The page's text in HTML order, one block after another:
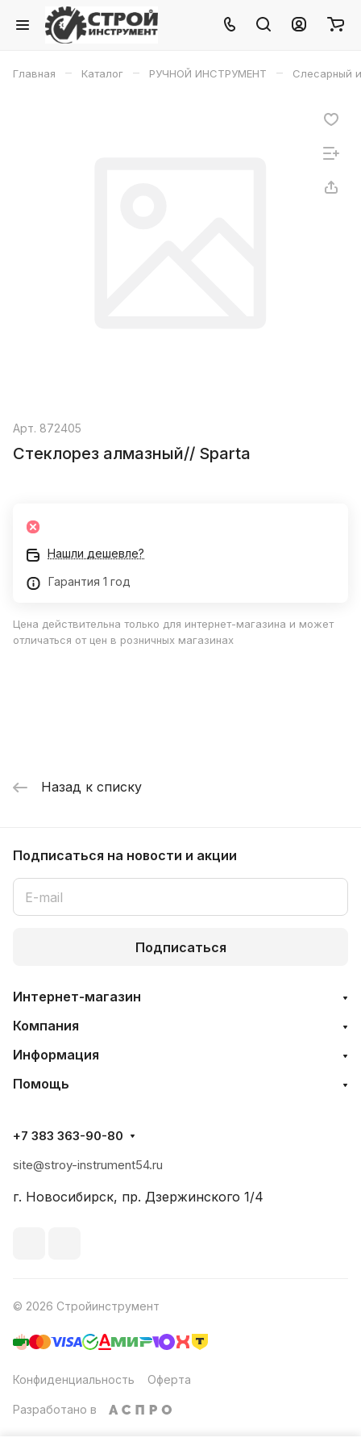
Главная – Каталог – РУЧНОЙ ИНСТРУМЕНТ – Слесарный
Арт. 872405
Стеклорез алмазный// Sparta
Нашли дешевле?
Гарантия 1 год
Цена действительна только для интернет-магазина и может
отличаться от цен в розничных магазинах
Назад к списку
Подписаться на новости и акции
Подписаться
Интернет-магазин
Компания
Информация
Помощь
+7 383 363-90-80
site@stroy-instrument54.ru
г. Новосибирск, пр. Дзержинского 1/4
© 2026 Стройинструмент
Конфиденциальность Оферта
Разработано в